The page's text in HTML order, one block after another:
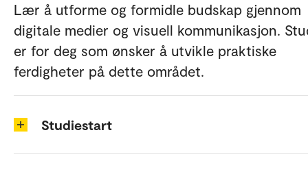
Lær å utforme og formidle budskap gjennom
digitale medier og visuell kommunikasjon.
er for deg som ønsker å utvikle praktiske
ferdigheter på dette området.
Studiestart